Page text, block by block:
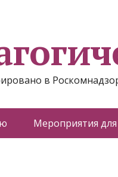
в
Мероприятия для